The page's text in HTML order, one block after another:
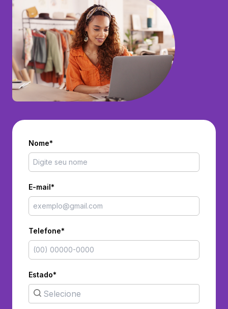
Nome*
E-mail*
Telefone*
Estado*